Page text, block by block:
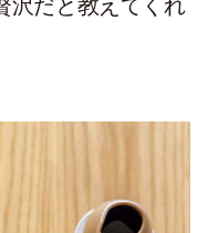
沢だと教えてくれ